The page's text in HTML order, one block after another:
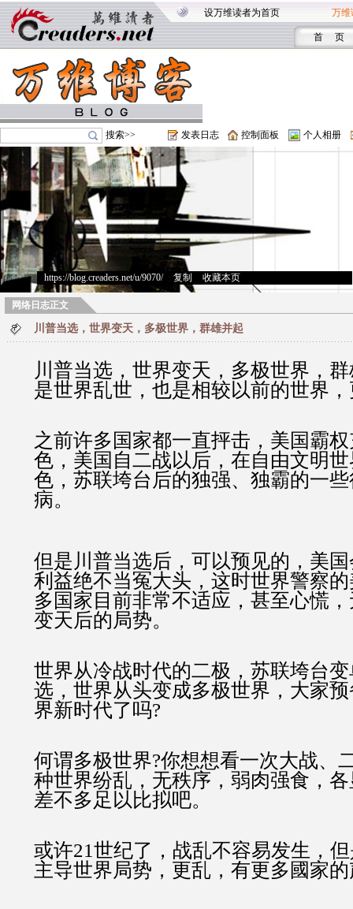
设万维读者为首页 万维
首 页
搜索>> 发表日志 控制面板 个人相册
https://blog.creaders.net/u/9070/> 复制 收藏本页
网络日志正文
川普当选，世界变天，多极世界，群雄并起
川普当选，世界变天，多极世界，
是世界乱世，也是相较以前的世界
之前许多国家都一直抨击，美国霸
色，美国自二战以后，在自由文明
色，苏联垮台后的独强、独霸的一
病。
但是川普当选后，可以预见的，美
利益绝不当冤大头，这时世界警察
多国家目前非常不适应，甚至心慌
变天后的局势。
世界从冷战时代的二极，苏联垮台
选，世界从头变成多极世界，大家
界新时代了吗?
何谓多极世界?你想想看一次大战、
种世界纷乱，无秩序，弱肉强食，
差不多足以比拟吧。
或许21世纪了，战乱不容易发生，
主导世界局势，更乱，有更多國家